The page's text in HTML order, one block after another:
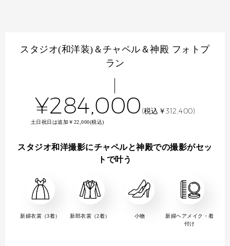
スタジオ(和洋装)＆チャペル＆神殿 フォトプ
ラン
¥284,000 (税込￥312,400)
土日祝日は追加￥22,000(税込)
スタジオ和洋撮影にチャペルと神殿での撮影がセッ
トで叶う
新婦衣裳（3着） 新郎衣裳（2着） 小物
新婦ヘアメイク・着
付け